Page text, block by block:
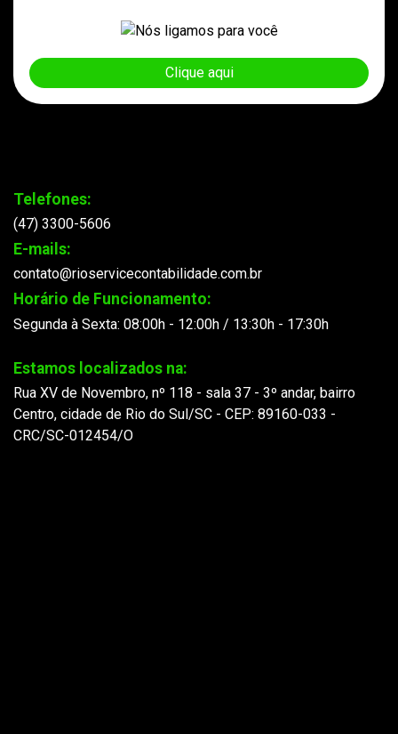
Clique aqui
Telefones:
(47) 3300-5606
E-mails:
contato@rioservicecontabilidade.com.br
Horário de Funcionamento:
Segunda à Sexta: 08:00h - 12:00h / 13:30h - 17:30h
Estamos localizados na:
Rua XV de Novembro, nº 118 - sala 37 - 3º andar, bairro
Centro, cidade de Rio do Sul/SC - CEP: 89160-033 -
CRC/SC-012454/O